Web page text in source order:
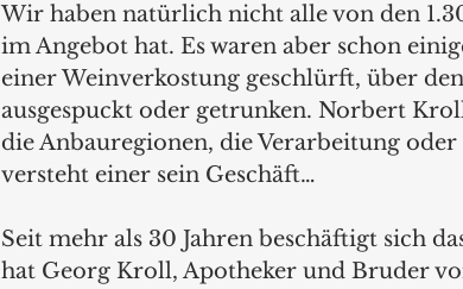
Wir haben natürlich nicht alle von den
im Angebot hat. Es waren aber schon
einer Weinverkostung geschlürft, über
ausgespuckt oder getrunken. Norbert
die Anbauregionen, die Verarbeitung
versteht einer sein Geschäft…
Seit mehr als 30 Jahren beschäftigt sich
hat Georg Kroll, Apotheker und Bruder